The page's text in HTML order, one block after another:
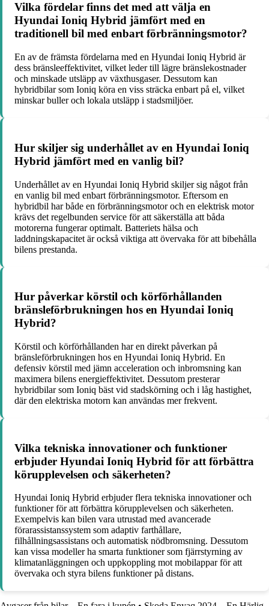
Vilka fördelar finns det med att välja en
Hyundai Ioniq Hybrid jämfört med en
traditionell bil med enbart förbränningsmotor?
En av de främsta fördelarna med en Hyundai Ioniq Hybrid är
dess bränsleeffektivitet, vilket leder till lägre bränslekostnader
och minskade utsläpp av växthusgaser. Dessutom kan
hybridbilar som Ioniq köra en viss sträcka enbart på el, vilket
minskar buller och lokala utsläpp i stadsmiljöer.
Hur skiljer sig underhållet av en Hyundai Ioniq
Hybrid jämfört med en vanlig bil?
Underhållet av en Hyundai Ioniq Hybrid skiljer sig något från
en vanlig bil med enbart förbränningsmotor. Eftersom en
hybridbil har både en förbränningsmotor och en elektrisk motor
krävs det regelbunden service för att säkerställa att båda
motorerna fungerar optimalt. Batteriets hälsa och
laddningskapacitet är också viktiga att övervaka för att bibehålla
bilens prestanda.
Hur påverkar körstil och körförhållanden
bränsleförbrukningen hos en Hyundai Ioniq
Hybrid?
Körstil och körförhållanden har en direkt påverkan på
bränsleförbrukningen hos en Hyundai Ioniq Hybrid. En
defensiv körstil med jämn acceleration och inbromsning kan
maximera bilens energieffektivitet. Dessutom presterar
hybridbilar som Ioniq bäst vid stadskörning och i låg hastighet,
där den elektriska motorn kan användas mer frekvent.
Vilka tekniska innovationer och funktioner
erbjuder Hyundai Ioniq Hybrid för att förbättra
körupplevelsen och säkerheten?
Hyundai Ioniq Hybrid erbjuder flera tekniska innovationer och
funktioner för att förbättra körupplevelsen och säkerheten.
Exempelvis kan bilen vara utrustad med avancerade
förarassistanssystem som adaptiv farthållare,
filhållningsassistans och automatisk nödbromsning. Dessutom
kan vissa modeller ha smarta funktioner som fjärrstyrning av
klimatanläggningen och uppkoppling mot mobilappar för att
övervaka och styra bilens funktioner på distans.